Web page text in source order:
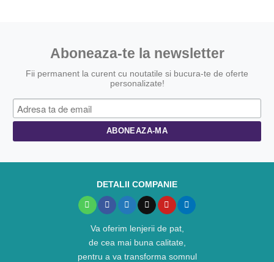
Aboneaza-te la newsletter
Fii permanent la curent cu noutatile si bucura-te de oferte
personalizate!
DETALII COMPANIE
Va oferim lenjerii de pat,
de cea mai buna calitate,
pentru a va transforma somnul